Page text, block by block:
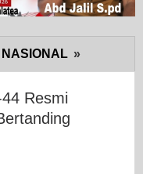
NASIONAL »
MTQ
Resmi